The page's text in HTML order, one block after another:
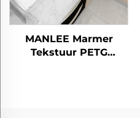
MANLEE Marmer
Tekstuur PETG